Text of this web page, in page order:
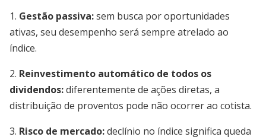
1. Gestão passiva:sem busca por oportunidades
ativas, seu desempenho será sempre atrelado ao
índice.
2. Reinvestimento automático de todos os
dividendos:diferentemente de ações diretas, a
distribuição de proventos pode não ocorrer ao cotista.
3. Risco de mercado:declínio no índice significa queda